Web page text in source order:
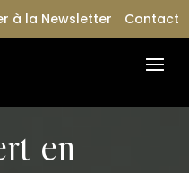
à la Newsletter Contact
en